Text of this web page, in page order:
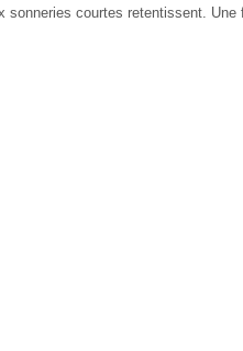
courtes retentissent.